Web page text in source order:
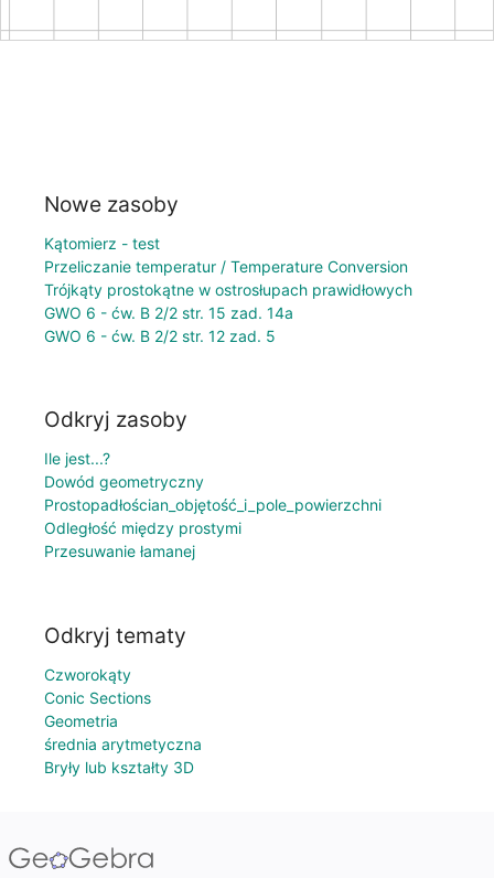
Nowe zasoby
Kątomierz - test
Przeliczanie temperatur / Temperature Conversion
Trójkąty prostokątne w ostrosłupach prawidłowych
GWO 6 - ćw. B 2/2 str. 15 zad. 14a
GWO 6 - ćw. B 2/2 str. 12 zad. 5
Odkryj zasoby
Ile jest...?
Dowód geometryczny
Prostopadłościan_objętość_i_pole_powierzchni
Odległość między prostymi
Przesuwanie łamanej
Odkryj tematy
Czworokąty
Conic Sections
Geometria
średnia arytmetyczna
Bryły lub kształty 3D